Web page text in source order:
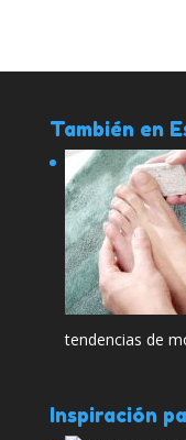
También en
tendencias de
Inspiración